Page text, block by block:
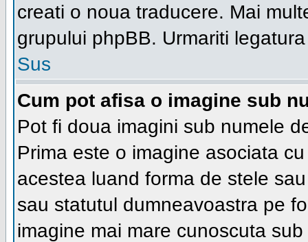
creati o noua traducere. Mai
grupului phpBB. Urmariti
Sus
Cum pot afisa o imagine sub
Pot fi doua imagini sub numele
Prima este o imagine asociata
acestea luand forma de stele
sau statutul dumneavoastra pe
imagine mai mare cunoscuta